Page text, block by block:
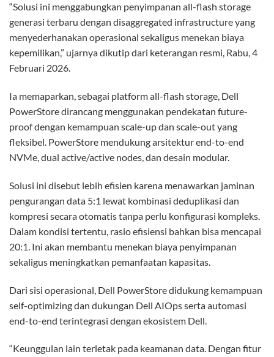
“Solusi ini menggabungkan penyimpanan all-flash storage
generasi terbaru dengan disaggregated infrastructure yang
menyederhanakan operasional sekaligus menekan biaya
kepemilikan,” ujarnya dikutip dari keterangan resmi, Rabu, 4
Februari 2026.
Ia memaparkan, sebagai platform all-flash storage, Dell
PowerStore dirancang menggunakan pendekatan future-
proof dengan kemampuan scale-up dan scale-out yang
fleksibel. PowerStore mendukung arsitektur end-to-end
NVMe, dual active/active nodes, dan desain modular.
Solusi ini disebut lebih efisien karena menawarkan jaminan
pengurangan data 5:1 lewat kombinasi deduplikasi dan
kompresi secara otomatis tanpa perlu konfigurasi kompleks.
Dalam kondisi tertentu, rasio efisiensi bahkan bisa mencapai
20:1. Ini akan membantu menekan biaya penyimpanan
sekaligus meningkatkan pemanfaatan kapasitas.
Dari sisi operasional, Dell PowerStore didukung kemampuan
self-optimizing dan dukungan Dell AIOps serta automasi
end-to-end terintegrasi dengan ekosistem Dell.
“Keunggulan lain terletak pada keamanan data. Dengan fitur